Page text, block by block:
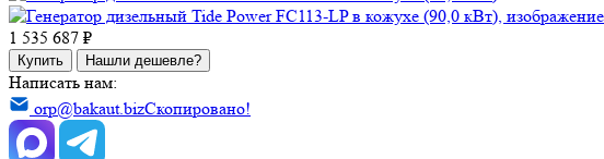
1 535 687 ₽
Купить Нашли дешевле?
Написать нам:
orp@bakaut.bizСкопировано!